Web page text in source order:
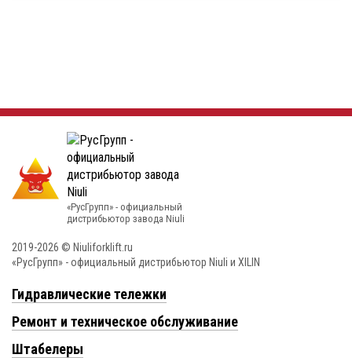
«РусГрупп» - официальный
диcтрибьютор завода Niuli
2019-2026 © Niuliforklift.ru
«РусГрупп» - официальный диcтрибьютор Niuli и XILIN
Гидравлические тележки
Ремонт и техническое обслуживание
Штабелеры